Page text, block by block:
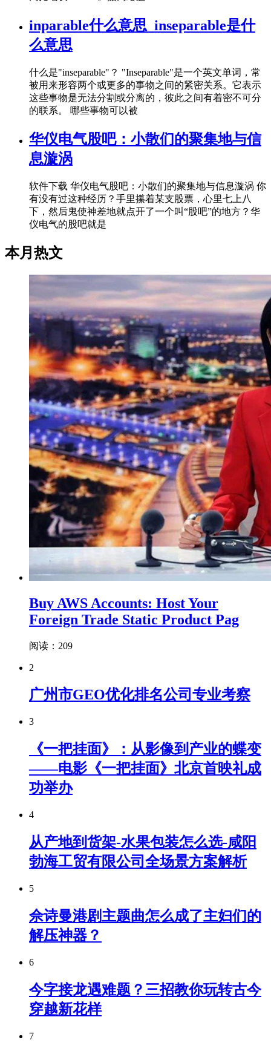
inparable什么意思_inseparable是什
么意思
什么是"inseparable"？ "Inseparable"是一个英文单词，常
被用来形容两个或更多的事物之间的紧密关系。它表示
这些事物是无法分割或分离的，彼此之间有着密不可分
的联系。 哪些事物可以被
华仪电气股吧：小散们的聚集地与信
息漩涡
软件下载 华仪电气股吧：小散们的聚集地与信息漩涡 你
有没有过这种经历？手里攥着某支股票，心里七上八
下，然后鬼使神差地就点开了一个叫“股吧”的地方？华
仪电气的股吧就是
本月热文
Buy AWS Accounts: Host Your
Foreign Trade Static Product Pag
阅读：209
2
广州市GEO优化排名公司专业考察
3
《一把挂面》：从影像到产业的蝶变
——电影《一把挂面》北京首映礼成
功举办
4
从产地到货架-水果包装怎么选-咸阳
勃海工贸有限公司全场景方案解析
5
佘诗曼港剧主题曲怎么成了主妇们的
解压神器？
6
今字接龙遇难题？三招教你玩转古今
穿越新花样
7